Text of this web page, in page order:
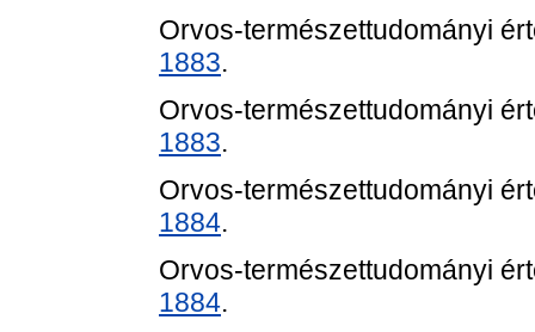
Orvos-természettudományi
1883.
Orvos-természettudományi
1883.
Orvos-természettudományi
1884.
Orvos-természettudományi
1884.